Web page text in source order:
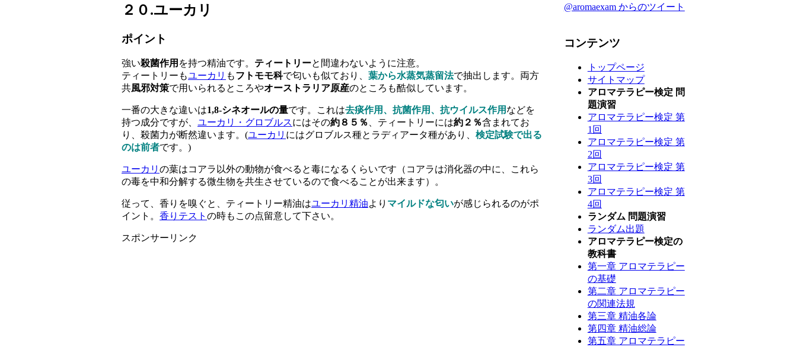
２０.ユーカリ
ポイント
強い殺菌作用 を持つ精油です。 ティートリーと間違わないように注意。
ティートリーもユーカリ もフトモモ科で匂いも似ており、 葉から水蒸気蒸留法で抽出します。両方
共風邪対策で用いられるところやオーストラリア原産のところも酷似しています。
一番の大きな違いは1,8-シネオールの量です。これは去痰作用、抗菌作用、抗ウイルス作用 などを
持つ成分ですが、 ユーカリ・グロブルスにはその約８５％ 、ティートリーには約２％含まれてお
り、殺菌力が断然違います。(ユーカリ にはグロブルス種とラディアータ種があり、 検定試験で出る
のは前者です。)
ユーカリ の葉はコアラ以外の動物が食べると毒になるくらいです（コアラは消化器の中に、これら
の毒を中和分解する微生物を共生させているので食べることが出来ます）。
従って、香りを嗅ぐと、ティートリー精油はユーカリ精油より マイルドな匂いが感じられるのがポ
イント。 香りテスト の時もこの点留意して下さい。
スポンサーリンク
@aromaexam からのツイート
コンテンツ
トップページ
サイトマップ
アロマテラピー検定 問
題演習
アロマテラピー検定 第
1回
アロマテラピー検定 第
2回
アロマテラピー検定 第
3回
アロマテラピー検定 第
4回
ランダム 問題演習
ランダム出題
アロマテラピー検定の
教科書
第一章 アロマテラピー
の基礎
第二章 アロマテラピー
の関連法規
第三章 精油各論
第四章 精油総論
第五章 アロマテラピー